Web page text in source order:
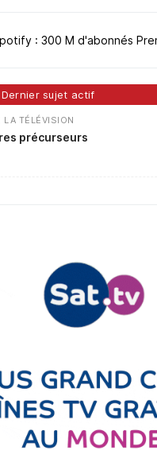
: 300 M d'abonnés
Dernier sujet actif
LA TÉLÉVISION
précurseurs